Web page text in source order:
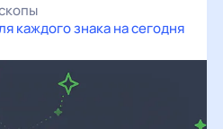
каждого знака на сегодня